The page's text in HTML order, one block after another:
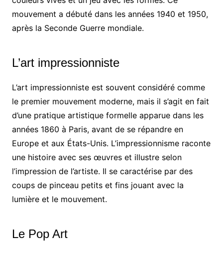
mouvement a débuté dans les années 1940 et 1950,
après la Seconde Guerre mondiale.
L’art impressionniste
L’art impressionniste est souvent considéré comme
le premier mouvement moderne, mais il s’agit en fait
d’une pratique artistique formelle apparue dans les
années 1860 à Paris, avant de se répandre en
Europe et aux États-Unis. L’impressionnisme raconte
une histoire avec ses œuvres et illustre selon
l’impression de l’artiste. Il se caractérise par des
coups de pinceau petits et fins jouant avec la
lumière et le mouvement.
Le Pop Art